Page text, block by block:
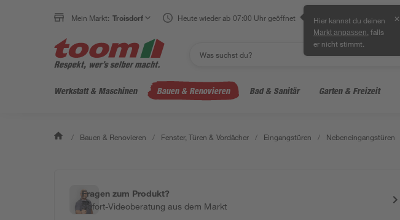
Mein Markt: Troisdorf Heute wieder ab 07:00 Uhr geöffnet Hier kannst du deinen
Markt anpassen , falls
er nicht stimmt.
✕
Werkstatt & Maschinen Bauen & Renovieren Bad & Sanitär Garten & Freizeit
/ Bauen & Renovieren / Fenster, Türen & Vordächer / Eingangstüren / Nebeneingangstüren
Fragen zum Produkt?
Sofort-Videoberatung aus dem Markt